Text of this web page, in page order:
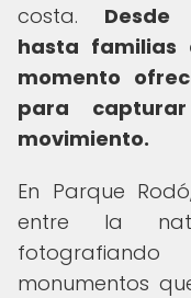
costa. Desde
hasta familias
momento
para
movimiento.
En Parque
entre la
monumentos